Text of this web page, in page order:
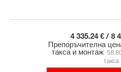
4 335.24 € / 8
Препоръчителна
такса и монтаж
такса